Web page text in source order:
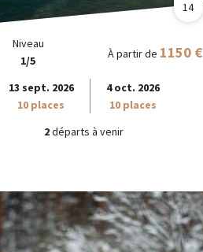
14
Niveau
1/5
À partir de 1150 €
13 sept. 2026
10 places
4 oct. 2026
10 places
2départs à venir